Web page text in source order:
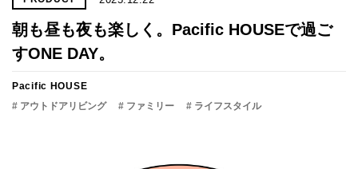
朝も昼も夜も楽しく。Pacific HOUSEで過ご
すONE DAY。
Pacific HOUSE
# アウトドアリビング
# ファミリー # ライフスタイル